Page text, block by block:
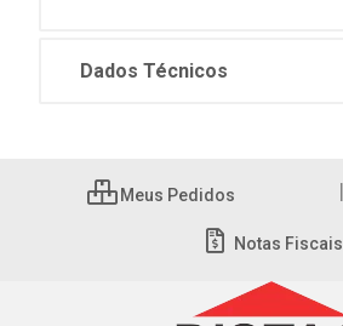
Dados Técnicos
Meus Pedidos
Notas Fiscais